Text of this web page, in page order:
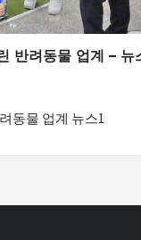
반려동물 업계 – 뉴
동물 업계 뉴스1